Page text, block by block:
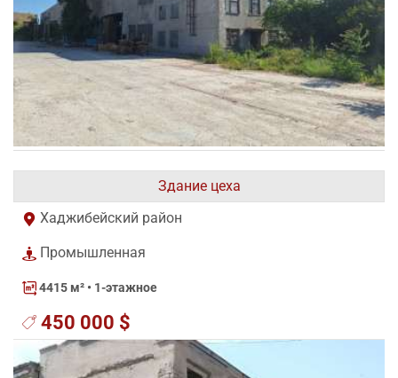
Здание цеха
Хаджибейский район
Промышленная
4415 м² • 1-этажное
450 000 $